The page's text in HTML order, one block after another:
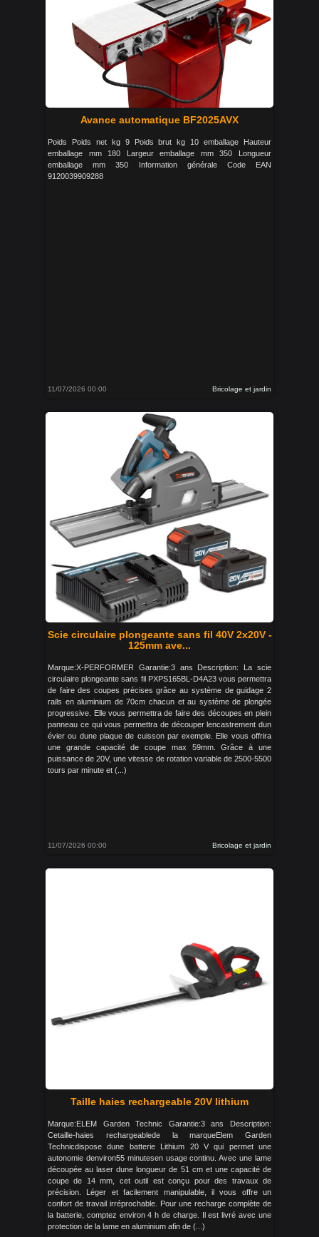
Avance automatique BF2025AVX
Poids Poids net kg 9 Poids brut kg 10 emballage Hauteur
emballage mm 180 Largeur emballage mm 350 Longueur
emballage mm 350 Information générale Code EAN
9120039909288
11/07/2026 00:00 Bricolage et jardin
Scie circulaire plongeante sans fil 40V 2x20V -
125mm ave...
Marque:X-PERFORMER Garantie:3 ans Description: La scie
circulaire plongeante sans fil PXPS165BL-D4A23 vous permettra
de faire des coupes précises grâce au système de guidage 2
rails en aluminium de 70cm chacun et au système de plongée
progressive. Elle vous permettra de faire des découpes en plein
panneau ce qui vous permettra de découper lencastrement dun
évier ou dune plaque de cuisson par exemple. Elle vous offrira
une grande capacité de coupe max 59mm. Grâce à une
puissance de 20V, une vitesse de rotation variable de 2500-5500
tours par minute et (...)
11/07/2026 00:00 Bricolage et jardin
Taille haies rechargeable 20V lithium
Marque:ELEM Garden Technic Garantie:3 ans Description:
Cetaille-haies rechargeablede la marqueElem Garden
Technicdispose dune batterie Lithium 20 V qui permet une
autonomie denviron55 minutesen usage continu. Avec une lame
découpée au laser dune longueur de 51 cm et une capacité de
coupe de 14 mm, cet outil est conçu pour des travaux de
précision. Léger et facilement manipulable, il vous offre un
confort de travail irréprochable. Pour une recharge complète de
la batterie, comptez environ 4 h de charge. Il est livré avec une
protection de la lame en aluminium afin de (...)